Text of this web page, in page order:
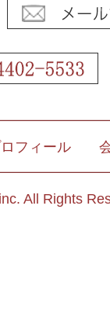
フィール
All Rights